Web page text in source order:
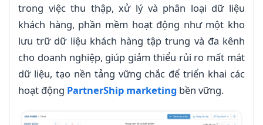
trong việc thu thập, xử lý và phân loại dữ liệu
khách hàng, phần mềm hoạt động như một kho
lưu trữ dữ liệu khách hàng tập trung và đa kênh
cho doanh nghiệp, giúp giảm thiểu rủi ro mất mát
dữ liệu, tạo nền tảng vững chắc để triển khai các
hoạt động PartnerShip marketing bền vững.